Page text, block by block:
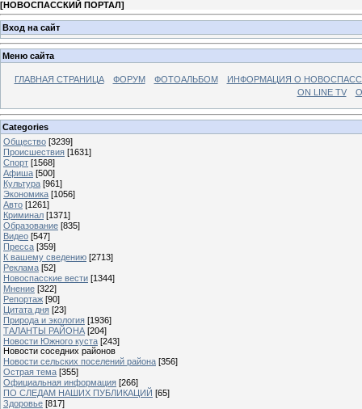
[НОВОСПАССКИЙ ПОРТАЛ]
Вход на сайт
Меню сайта
ГЛАВНАЯ СТРАНИЦА ФОРУМ ФОТОАЛЬБОМ
ИНФОРМАЦИЯ О
ON LINE TV
Categories
Общество [3239]
Происшествия [1631]
Спорт [1568]
Афиша [500]
Культура [961]
Экономика [1056]
Авто [1261]
Криминал [1371]
Образование [835]
Видео [547]
Пресса [359]
К вашему сведению [2713]
Реклама [52]
Новоспасские вести [1344]
Мнение [322]
Репортаж [90]
Цитата дня [23]
Природа и экология [1936]
ТАЛАНТЫ РАЙОНА [204]
Новости Южного куста [243]
Новости соседних районов
Новости сельских поселений района [356]
Острая тема [355]
Официальная информация [266]
ПО СЛЕДАМ НАШИХ ПУБЛИКАЦИЙ [65]
Здоровье [817]